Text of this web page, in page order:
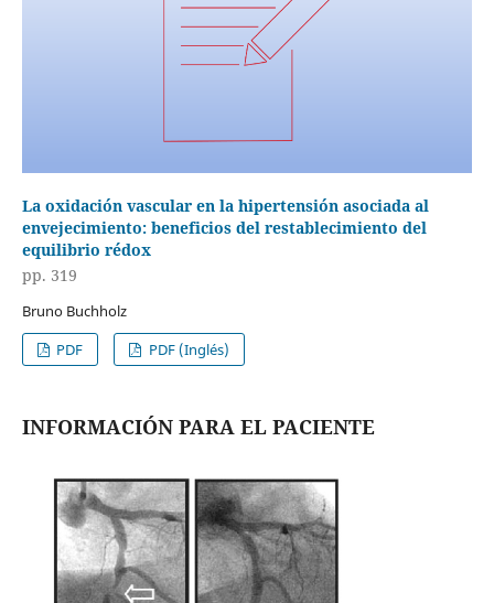
La oxidación vascular en la hipertensión asociada al
envejecimiento: beneficios del restablecimiento del
equilibrio rédox
pp. 319
Bruno Buchholz
PDF
PDF (Inglés)
INFORMACIÓN PARA EL PACIENTE